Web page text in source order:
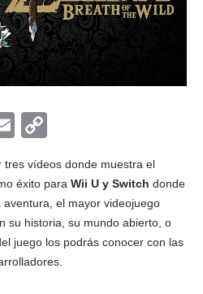
E
m
ai
l
p
y
Li
n
tres vídeos donde muestra el
éxito para Wii U y Switch donde
el mayor videojuego
su historia, su mundo abierto, o
juego los podrás conocer con las